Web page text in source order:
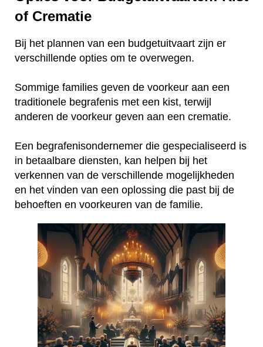
of Crematie
Bij het plannen van een budgetuitvaart zijn er
verschillende opties om te overwegen.
Sommige families geven de voorkeur aan een
traditionele begrafenis met een kist, terwijl
anderen de voorkeur geven aan een crematie.
Een begrafenisondernemer die gespecialiseerd is
in betaalbare diensten, kan helpen bij het
verkennen van de verschillende mogelijkheden
en het vinden van een oplossing die past bij de
behoeften en voorkeuren van de familie.